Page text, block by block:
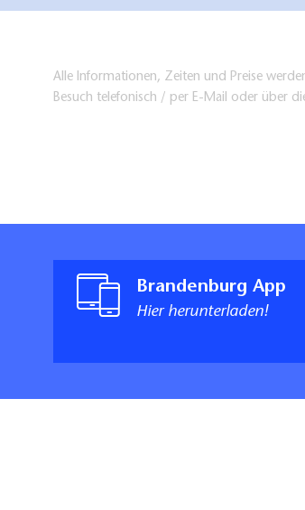
Alle Informationen, Zeiten und Preise
Besuch telefonisch / per E-Mail oder über
Brandenburg App
Hier herunterladen!